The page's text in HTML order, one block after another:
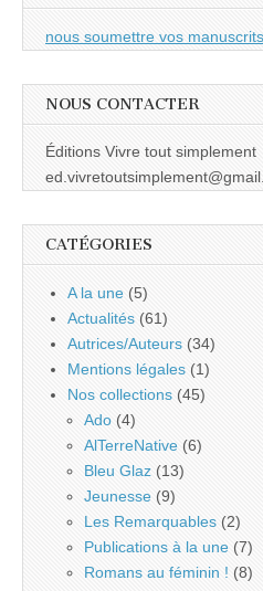
nous soumettre vos manuscrits
NOUS CONTACTER
Éditions Vivre tout simplement
CATÉGORIES
A la une (5)
Actualités (61)
Autrices/Auteurs (34)
Mentions légales (1)
Nos collections (45)
Ado (4)
AlTerreNative (6)
Bleu Glaz (13)
Jeunesse (9)
Les Remarquables (2)
Publications à la une (7)
Romans au féminin ! (8)